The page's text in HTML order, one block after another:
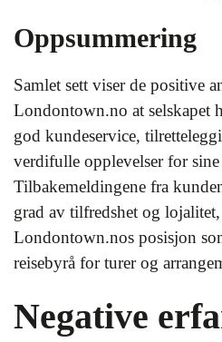
Oppsummering
Samlet sett viser de positive
Londontown.no at selskapet
god kundeservice,
verdifulle opplevelser for
Tilbakemeldingene fra
grad av tilfredshet og
Londontown.nos posisjon
reisebyrå for turer og
Negative